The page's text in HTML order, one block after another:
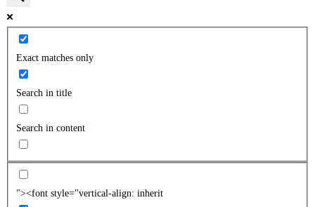
Exact matches only
Search in title
Search in content
"><font style="vertical-align: inherit